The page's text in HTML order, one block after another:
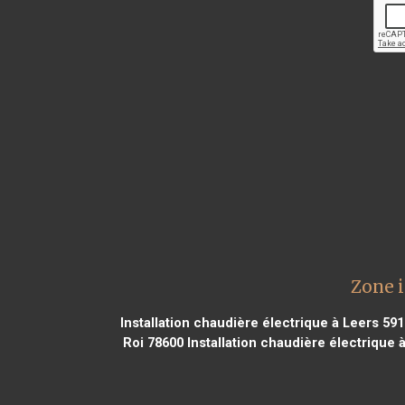
Zone
Installation chaudière électrique à Leers
Roi 78600Installation chaudière électrique à